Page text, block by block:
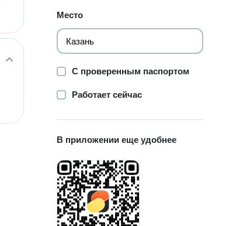
Место
С проверенным паспортом
Работает сейчас
В приложении еще удобнее